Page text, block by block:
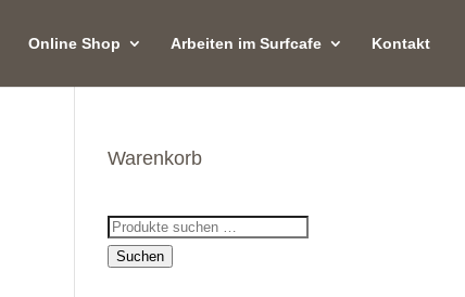
Online Shop Arbeiten im Surfcafe Kontakt
Warenkorb
Suchen
nach:
Suchen